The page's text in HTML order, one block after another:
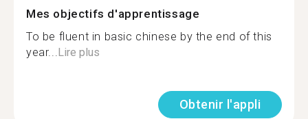
Mes objectifs d'apprentissage
To be fluent in basic chinese by the end of this
year... Lire plus
Obtenir l'appli